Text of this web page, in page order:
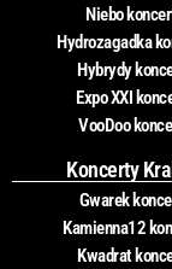
Niebo
Hydrozagadka
Hybrydy
Expo XXI
VooDoo
Koncerty
Gwarek
Kamienna12
Kwadrat